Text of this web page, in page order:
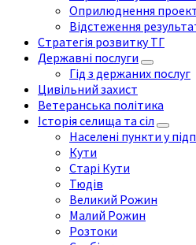
Оприлюднення
Відстеження
Стратегія розвитку ТГ
Державні послуги
Гід з держаних послуг
Цивільний захист
Ветеранська політика
Історія селища та сіл
Населені пункти у
Кути
Старі Кути
Тюдів
Великий Рожин
Малий Рожин
Розтоки